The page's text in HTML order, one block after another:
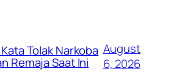
Tolak Narkoba
Remaja Saat Ini
August
6, 2026